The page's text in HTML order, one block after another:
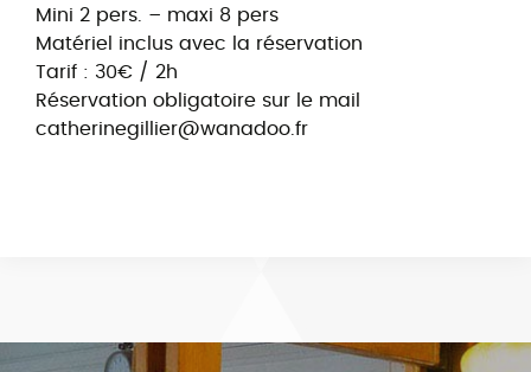
Mini 2 pers. – maxi 8 pers
Matériel inclus avec la réservation
Tarif : 30€ / 2h
Réservation obligatoire sur le mail
catherinegillier@wanadoo.fr